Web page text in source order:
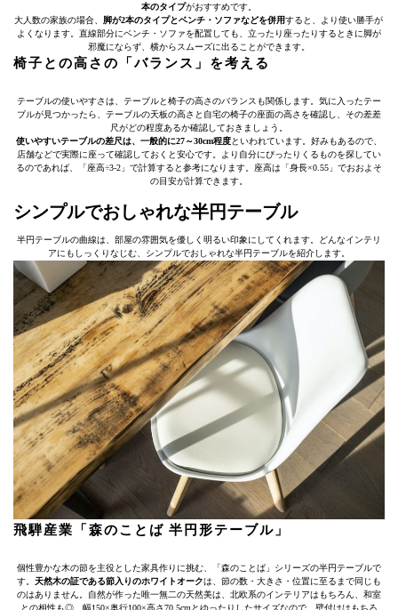
本のタイプがおすすめです。
大人数の家族の場合、
脚が2本のタイプとベンチ・ソファなどを併用すると、より使い勝手が
よくなります。直線部分にベンチ・ソファを配置しても、立ったり座ったりするときに脚が
邪魔にならず、横からスムーズに出ることができます。
椅子との高さの「バランス」を考える
テーブルの使いやすさは、テーブルと椅子の高さのバランスも関係します。気に入ったテー
ブルが見つかったら、テーブルの天板の高さと自宅の椅子の座面の高さを確認し、その差差
尺がどの程度あるか確認しておきましょう。
使いやすいテーブルの差尺は、一般的に27～30cm程度といわれています。好みもあるので、
店舗などで実際に座って確認しておくと安心です。より自分にぴったりくるものを探してい
るのであれば、「座高÷3-2」で計算すると参考になります。座高は「身長×0.55」でおおよそ
の目安が計算できます。
シンプルでおしゃれな半円テーブル
半円テーブルの曲線は、部屋の雰囲気を優しく明るい印象にしてくれます。どんなインテリ
アにもしっくりなじむ、シンプルでおしゃれな半円テーブルを紹介します。
飛騨産業「森のことば 半円形テーブル」
個性豊かな木の節を主役とした家具作りに挑む、「森のことば」シリーズの半円テーブルで
す。 天然木の証である節入りのホワイトオークは、節の数・大きさ・位置に至るまで同じも
のはありません。自然が作った唯一無二の天然美は、北欧系のインテリアはもちろん、和室
との相性も◎。幅150×奥行100×高さ70.5cmとゆったりしたサイズなので、壁付けはもちろ